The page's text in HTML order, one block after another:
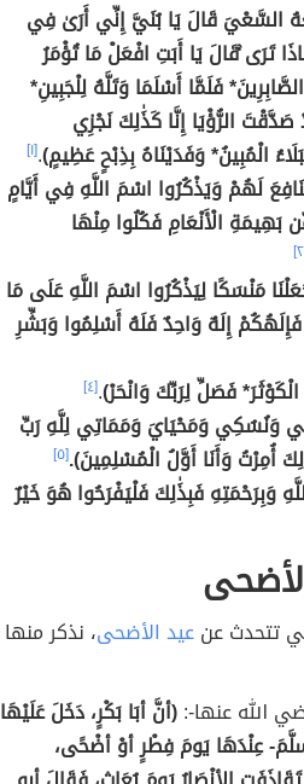
السَّعْيَ قَالَ يَا بُنَيَّ إِنِّي أَرَىٰ فِي
تَرَى ۚقَالَ يَا أَبَتِ افْعَلْ مَا تُؤْمَرُ
فَلَمَّا أَسْلَمَا وَتَلَّهُ لِلْجَبِينِ*
صَدَّقْتَ الرُّؤْيَا إِنَّا كَذَٰلِكَ نَجْزِي
الْمُبِينُ* وَفَدَيْنَاهُ بِذِبْحٍ عَظِيمٍ).[١]
لَهُمْ وَيَذْكُرُوا اسْمَ اللَّهِ فِي أَيَّامٍ
الْأَنْعَامِ فَكُلُوا مِنْهَا
مَنْسَكًا لِيَذْكُرُوا اسْمَ اللَّهِ عَلَى مَا
إِلَهٌ وَاحِدٌ فَلَهُ أَسْلِمُوا وَبَشِّرِ
الْكَوْثَرَ* فَصَلِّ لِرَبِّكَ وَانْحَرْ).[٤]
وَنُسُكِي وَمَحْيَايَ وَمَمَاتِي لِلَّهِ رَبِّ
أُمِرْتُ وَأَنَا أَوَّلُ الْمُسْلِمِينَ).[٥]
وَبِرَحْمَتِهِ فَبِذَٰلِكَ فَلْيَفْرَحُوا هُوَ خَيْرٌ
تتحدث عنعيد الأضحى، نذكر منها
الله عنها-:(أنَّ أبَا بَكْرٍ، دَخَلَ عَلَيْهَا
عِنْدَهَا يَومَ فِطْرٍ أوْ أضْحًى،